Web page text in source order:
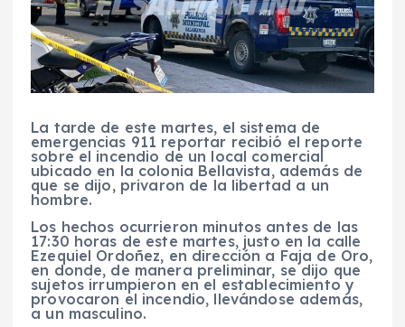
La tarde de este martes, el sistema de
emergencias 911 reportar recibió el reporte
sobre el incendio de un local comercial
ubicado en la colonia Bellavista, además de
que se dijo, privaron de la libertad a un
hombre.
Los hechos ocurrieron minutos antes de las
17:30 horas de este martes, justo en la calle
Ezequiel Ordoñez, en dirección a Faja de Oro,
en donde, de manera preliminar, se dijo que
sujetos irrumpieron en el establecimiento y
provocaron el incendio, llevándose además,
a un masculino.